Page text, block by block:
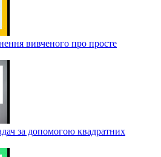
вивченого про просте
за допомогою квадратних